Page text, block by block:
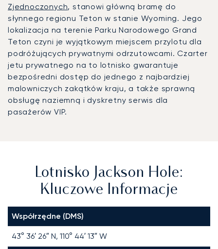
Zjednoczonych, stanowi główną bramę do
słynnego regionu Teton w stanie Wyoming. Jego
lokalizacja na terenie Parku Narodowego Grand
Teton czyni je wyjątkowym miejscem przylotu dla
podróżujących prywatnymi odrzutowcami. Czarter
jetu prywatnego na to lotnisko gwarantuje
bezpośredni dostęp do jednego z najbardziej
malowniczych zakątków kraju, a także sprawną
obsługę naziemną i dyskretny serwis dla
pasażerów VIP.
Lotnisko Jackson Hole:
Kluczowe Informacje
Współrzędne (DMS)
43° 36′ 26″ N, 110° 44′ 13″ W